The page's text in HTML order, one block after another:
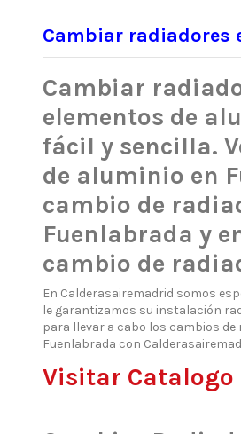
Cambiar radiadores
Cambiar
elementos de
fácil y sencilla.
de aluminio en
cambio de
Fuenlabrada y
cambio de
En Calderasairemadrid somos
le garantizamos su instalación
para llevar a cabo los cambios
Fuenlabrada con
Visitar Catalogo